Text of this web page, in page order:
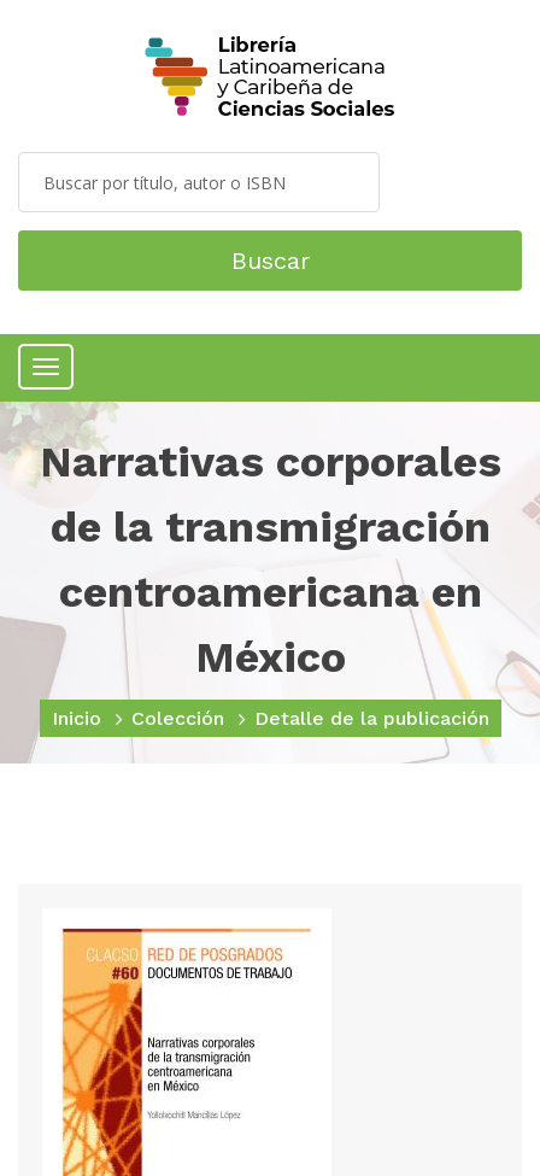
Buscar
Menú
Narrativas corporales
de la transmigración
centroamericana en
México
Inicio Colección Detalle de la publicación